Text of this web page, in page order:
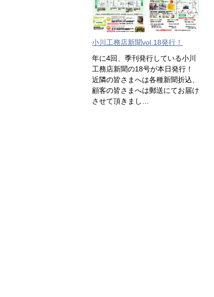
小川工務店新聞vol.18発行！
年に4回、季刊発行している小川
工務店新聞の18号が本日発行！
近隣の皆さまへは各種新聞折込、
顧客の皆さまへは郵送にてお届け
させて頂きまし…